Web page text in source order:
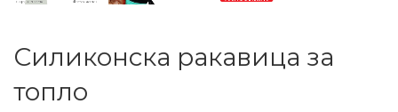
Силиконска ракавица за
топло